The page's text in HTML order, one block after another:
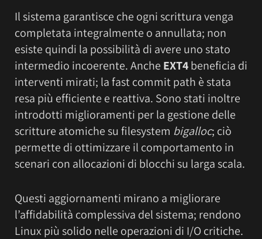
Il sistema garantisce che ogni scrittura venga
completata integralmente o annullata; non
esiste quindi la possibilità di avere uno stato
intermedio incoerente. Anche EXT4beneficia di
interventi mirati; la fast commit path è stata
resa più efficiente e reattiva. Sono stati inoltre
introdotti miglioramenti per la gestione delle
scritture atomiche su filesystem bigalloc; ciò
permette di ottimizzare il comportamento in
scenari con allocazioni di blocchi su larga scala.
Questi aggiornamenti mirano a migliorare
l’affidabilità complessiva del sistema; rendono
Linux più solido nelle operazioni di I/O critiche.